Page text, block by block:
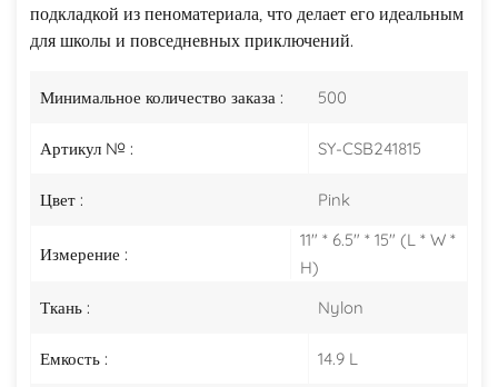
подкладкой из пеноматериала, что делает его идеальным
для школы и повседневных приключений.
Минимальное количество заказа : 500
Артикул № : SY-CSB241815
Цвет : Pink
Измерение :
11" * 6.5" * 15" (L * W *
H)
Ткань :
Nylon
Емкость : 14.9 L